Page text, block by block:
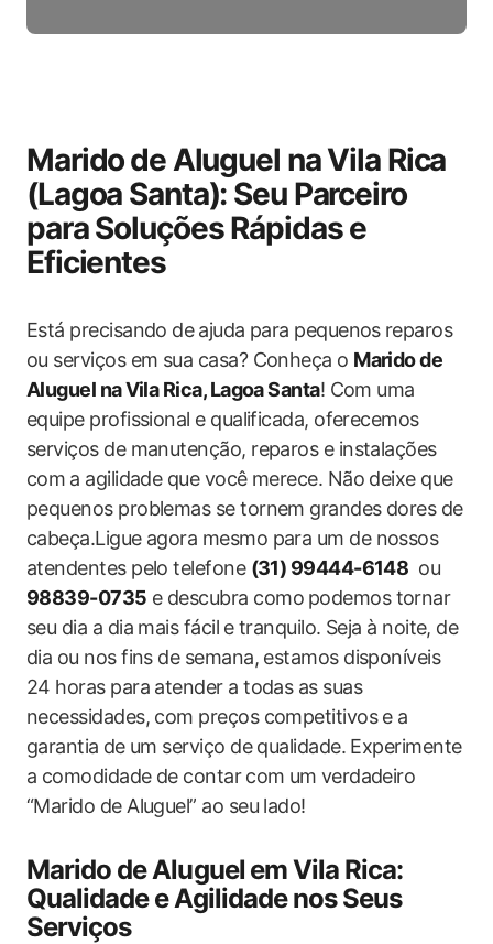
Marido ⁢de Aluguel na Vila Rica
(Lagoa Santa): Seu ‌Parceiro
para ‍Soluções Rápidas e
Eficientes
Está precisando de⁣ ajuda para pequenos ⁤reparos
‌ou serviços em‌ sua casa? Conheça o​ Marido​ de
Aluguel na⁣ Vila Rica, Lagoa Santa! Com uma
equipe profissional e ‍qualificada, oferecemos‍
serviços ​de manutenção, reparos‌ e ‍instalações
com⁤ a ​agilidade que você ‍merece. Não ‍deixe que
pequenos problemas se tornem grandes dores de
cabeça.Ligue agora mesmo para um de nossos
atendentes‌ pelo telefone​ (31) 99444-6148 ‌ ou
98839-0735 e descubra como ⁢podemos ​tornar‌
seu dia a dia mais fácil⁤ e tranquilo. Seja à noite, de
dia ou nos‍ fins de semana, ​estamos disponíveis
24 horas para atender a todas as suas
necessidades, com preços competitivos ‍e a
garantia⁣ de um ​serviço de qualidade. Experimente⁤
a comodidade de contar ⁣com um⁣ verdadeiro
“Marido‍ de Aluguel” ao seu lado!
Marido de Aluguel⁤ em Vila Rica:
Qualidade e Agilidade nos Seus‍
Serviços